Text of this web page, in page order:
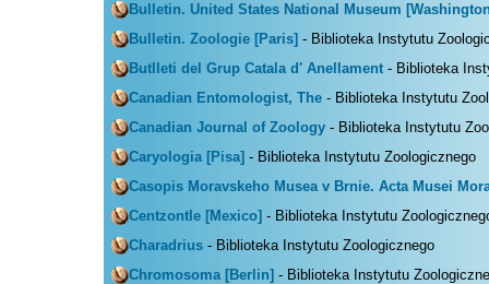
Bulletin. United States National Museum
Bulletin. Zoologie [Paris] - Biblioteka Instytutu
Butlleti del Grup Catala d' Anellament - Biblioteka
Canadian Entomologist, The - Biblioteka Instytutu
Canadian Journal of Zoology - Biblioteka Instytutu
Caryologia [Pisa] - Biblioteka Instytutu Zoologicznego
Casopis Moravskeho Musea v Brnie. Acta Musei
Centzontle [Mexico] - Biblioteka Instytutu
Charadrius - Biblioteka Instytutu Zoologicznego
Chromosoma [Berlin] - Biblioteka Instytutu